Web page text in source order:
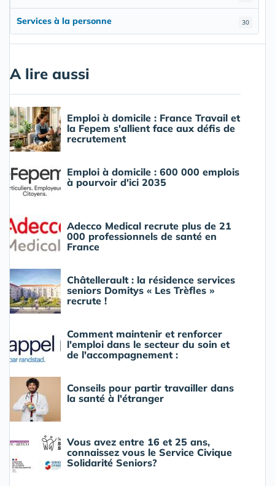
30
Services à la personne
A lire aussi
Emploi à domicile : France Travail et
la Fepem s'allient face aux défis de
recrutement
Emploi à domicile : 600 000 emplois
à pourvoir d'ici 2035
Adecco Medical recrute plus de 21
000 professionnels de santé en
France
Châtellerault : la résidence services
seniors Domitys « Les Trèfles »
recrute !
Comment maintenir et renforcer
l'emploi dans le secteur du soin et
de l'accompagnement :
Conseils pour partir travailler dans
la santé à l'étranger
Vous avez entre 16 et 25 ans,
connaissez vous le Service Civique
Solidarité Seniors?